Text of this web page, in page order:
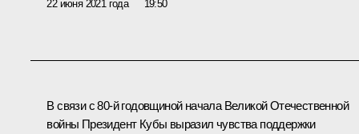
22 июня 2021 года 19:50
В связи с 80-й годовщиной начала Великой Отечественной
войны Президент Кубы выразил чувства поддержки